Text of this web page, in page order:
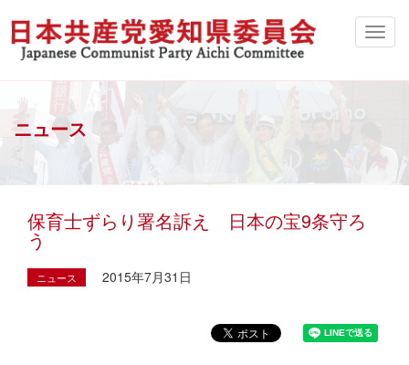
ニュース
保育士ずらり署名訴え 日本の宝9条守ろ
う
ニュース 2015年7月31日